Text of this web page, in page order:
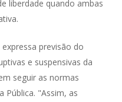
liberdade quando ambas
previsão do
e suspensivas da
seguir as normas
Pública. "Assim, as